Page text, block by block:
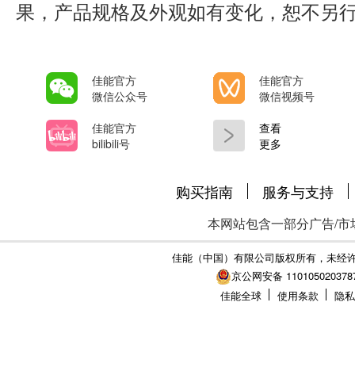
果，产品规格及外观如有变化，恕不另
佳能官方
微信公众号
佳能官方
微信视频号
佳能官方
bilibili号
查看
更多
购买指南 服务与支持
本网站包含一部分广告/
佳能（中国）有限公司版权所有，未经
京公网安备
佳能全球
使用条款 隐